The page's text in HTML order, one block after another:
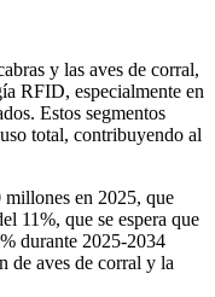
y las aves de corral,
RFID, especialmente en
Estos segmentos
total, contribuyendo al
millones en 2025, que
11%, que se espera que
durante 2025-2034
de aves de corral y la